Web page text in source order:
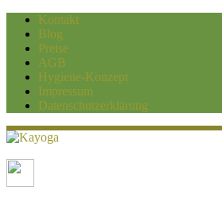
Kontakt
Blog
Preise
AGB
Hygiene-Konzept
Impressum
Datenschutzerklärung
Kayoga
Yoga und Personaltraining Duisburg